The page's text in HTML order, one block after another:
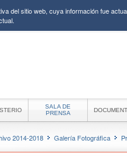
del sitio web, cuya información fue
SALA DE
PRENSA
2014-2018 Galería Fotográfica